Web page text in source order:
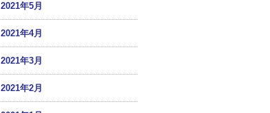
2021年5月
2021年4月
2021年3月
2021年2月